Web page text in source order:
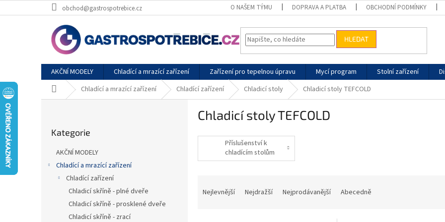
na
obchod@gastrospotrebice.cz O NAŠEM TÝMU DOPRAVA A PLATBA OBCHODNÍ PODMÍNKY
HLEDAT
AKČNÍ MODELY Chladící a mrazící zařízení Zařízení pro tepelnou úpravu Mycí program Stolní zařízení
Domů Chladící a mrazící zařízení Chladící zařízení Chladicí stoly Chladicí stoly TEFCOLD
kategorie
Kategorie
AKČNÍ MODELY
Chladící a mrazící zařízení
Chladící zařízení
Chladicí skříně - plné dveře
Chladicí skříně - prosklené dveře
Chladicí skříně - zrací
Chladicí stoly TEFCOLD
Příslušenství k
chladícím stolům
Nejlevnější Nejdražší Nejprodávanější Abecedně